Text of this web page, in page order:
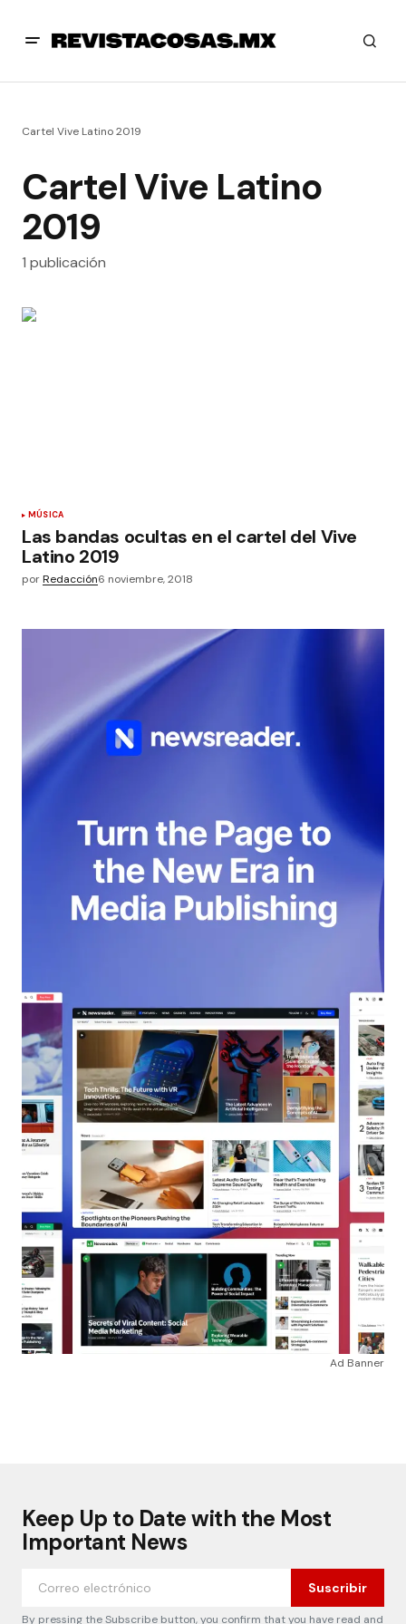
Cartel Vive Latino 2019
Cartel Vive Latino
2019
1 publicación
MÚSICA
Las bandas ocultas en el cartel del Vive
Latino 2019
porRedacción6 noviembre, 2018
Ad Banner
Keep Up to Date with the Most
Important News
Suscribir
By pressing the Subscribe button, you confirm that you have read and